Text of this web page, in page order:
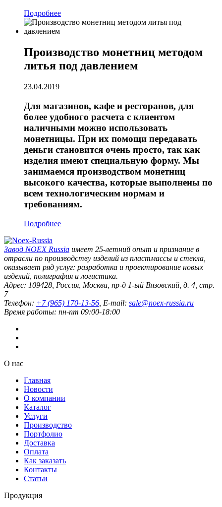
Подробнее
Производство монетниц методом
литья под давлением
23.04.2019
Для магазинов, кафе и ресторанов, для
более удобного расчета с клиентом
наличными можно использовать
монетницы. При их помощи передавать
деньги становится очень просто, так как
изделия имеют специальную форму. Мы
занимаемся производством монетниц
высокого качества, которые выполнены по
всем технологическим нормам и
требованиям.
Подробнее
Завод NOEX Russia имеет 25-летний опыт и признание в
отрасли по производству изделий из пластмассы и стекла,
оказывает ряд услуг: разработка и проектирование новых
изделий, полиграфия и логистика.
Адрес: 109428 Россия Москва пр-д 1-ый Вязовский, д. 4, стр.
7
Телефон: +7 (965) 170-13-56 , E-mail: sale@noex-russia.ru
Время работы: пн-пт 09:00-18:00
О нас
Главная
Новости
О компании
Каталог
Услуги
Производство
Портфолио
Доставка
Оплата
Как заказать
Контакты
Статьи
Продукция